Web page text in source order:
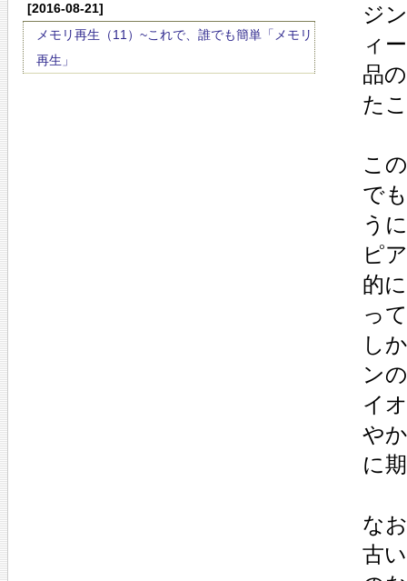
[2016-08-21]
メモリ再生（11）~これで、誰でも簡単「メモリ
再生」
ジ
ィ
品
た
こ
で
う
ピ
的
っ
し
ン
イ
や
に
な
古